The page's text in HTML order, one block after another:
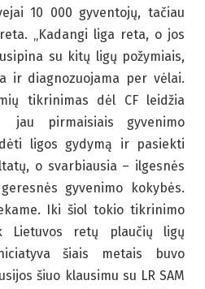
10 000 gyventojų, tačiau
„Kadangi liga reta, o jos
su kitų ligų požymiais,
ir diagnozuojama per vėlai.
tikrinimas dėl CF leidžia
pirmaisiais gyvenimo
ligos gydymą ir pasiekti
o svarbiausia – ilgesnės
gyvenimo kokybės.
Iki šiol tokio tikrinimo
Lietuvos retų plaučių ligų
šiais metais buvo
šiuo klausimu su LR SAM